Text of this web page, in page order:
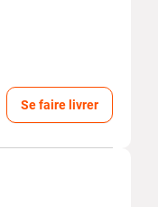
Se faire livrer